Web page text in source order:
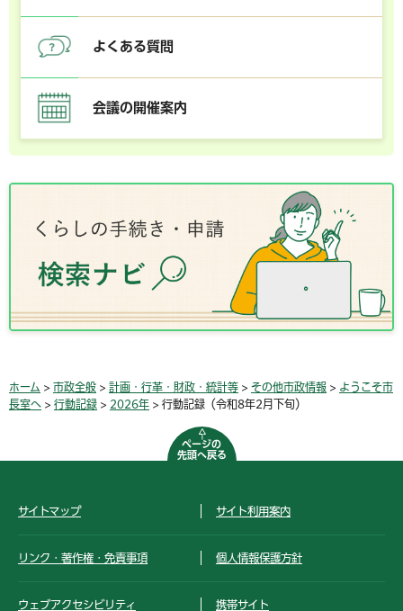
よくある質問
会議の開催案内
ホーム > 市政全般 > 計画・行革・財政・統計等 > その他市政情報 > ようこそ市
長室へ > 行動記録 > 2026年 > 行動記録（令和8年2月下旬）
ページの
先頭へ戻る
サイトマップ サイト利用案内
リンク・著作権・免責事項 個人情報保護方針
ウェブアクセシビリティ 携帯サイト